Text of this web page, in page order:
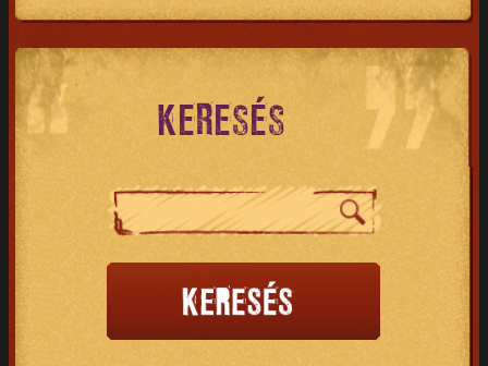
KERESÉS